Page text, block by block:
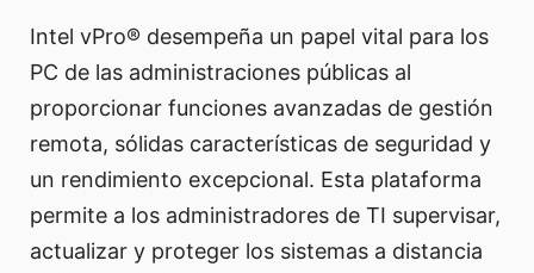
Intel vPro® desempeña un papel vital para los
PC de las administraciones públicas al
proporcionar funciones avanzadas de gestión
remota, sólidas características de seguridad y
un rendimiento excepcional. Esta plataforma
permite a los administradores de TI supervisar,
actualizar y proteger los sistemas a distancia